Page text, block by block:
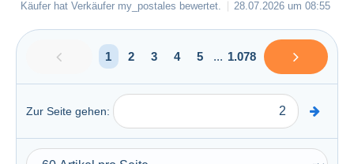
Käufer hat Verkäufer my_postales bewertet. 28.07.2026 um 08:55
1 2 3 4 5 ... 1.078
Zur Seite gehen: